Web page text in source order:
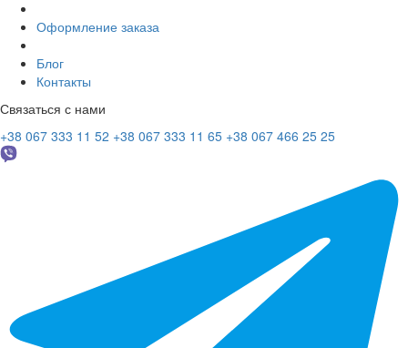
Оформление заказа
Блог
Контакты
Связаться с нами
+38 067 333 11 52 +38 067 333 11 65 +38 067 466 25 25